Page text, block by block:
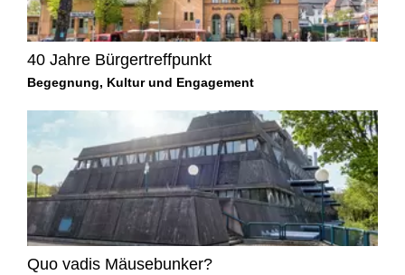
40 Jahre Bürgertreffpunkt
Begegnung, Kultur und Engagement
Quo vadis Mäusebunker?